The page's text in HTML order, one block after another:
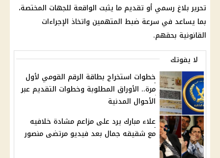
تحرير بلاغ رسمي أو تقديم ما يثبت الواقعة للجهات المختصة،
بما يساعد في سرعة ضبط المتهمين واتخاذ الإجراءات
القانونية بحقهم.
لا يفوتك
خطوات استخراج بطاقة الرقم القومي لأول
مرة.. الأوراق المطلوبة وخطوات التقديم عبر
الأحوال المدنية
علاء مبارك يرد على مزاعم مشادة خلافيه
مع شقيقه جمال بعد فيديو مرتضى منصور